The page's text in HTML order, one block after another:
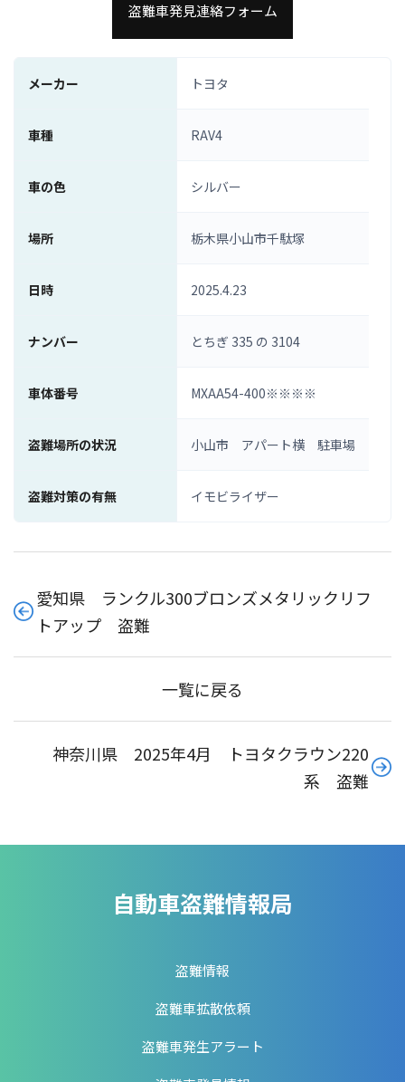
盗難車発見連絡フォーム
メーカー トヨタ
車種 RAV4
車の色 シルバー
場所 栃木県小山市千駄塚
日時 2025.4.23
ナンバー とちぎ 335 の 3104
車体番号 MXAA54-400※※※※
盗難場所の状況 小山市 アパート横 駐車場
盗難対策の有無 イモビライザー
愛知県 ランクル300ブロンズメタリックリフ
トアップ 盗難
一覧に戻る
神奈川県 2025年4月 トヨタクラウン220
系 盗難
自動車盗難情報局
盗難情報
盗難車拡散依頼
盗難車発生アラート